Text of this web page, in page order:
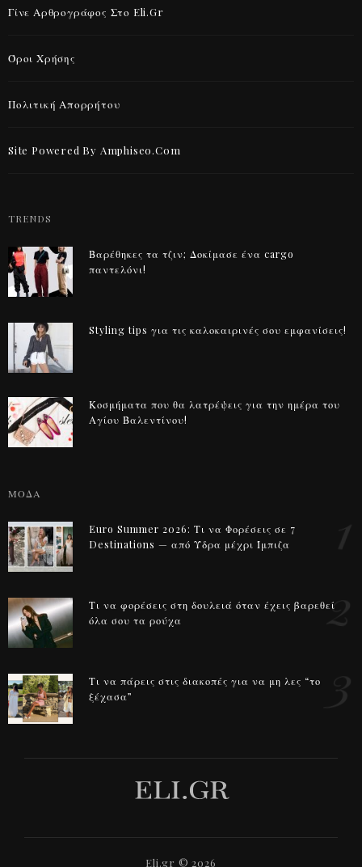
Γίνε Αρθρογράφος Στο Eli.gr
Όροι Χρήσης
Πολιτική Απορρήτου
Site Powered By Amphiseo.com
TRENDS
Βαρέθηκες τα τζιν; Δοκίμασε ένα cargo
παντελόνι!
Styling tips για τις καλοκαιρινές σου εμφανίσεις!
Κοσμήματα που θα λατρέψεις για την ημέρα του
Αγίου Βαλεντίνου!
ΜΟΔΑ
Euro Summer 2026: Τι να Φορέσεις σε 7
Destinations — από Ύδρα μέχρι Ίμπιζα
Τι να φορέσεις στη δουλειά όταν έχεις βαρεθεί
όλα σου τα ρούχα
2
Τι να πάρεις στις διακοπές για να μη λες “το
ξέχασα”
Eli.gr © 2026